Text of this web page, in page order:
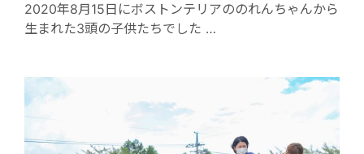
2020年8月15日にボストンテリアののれんちゃんから
生まれた3頭の子供たちでした …